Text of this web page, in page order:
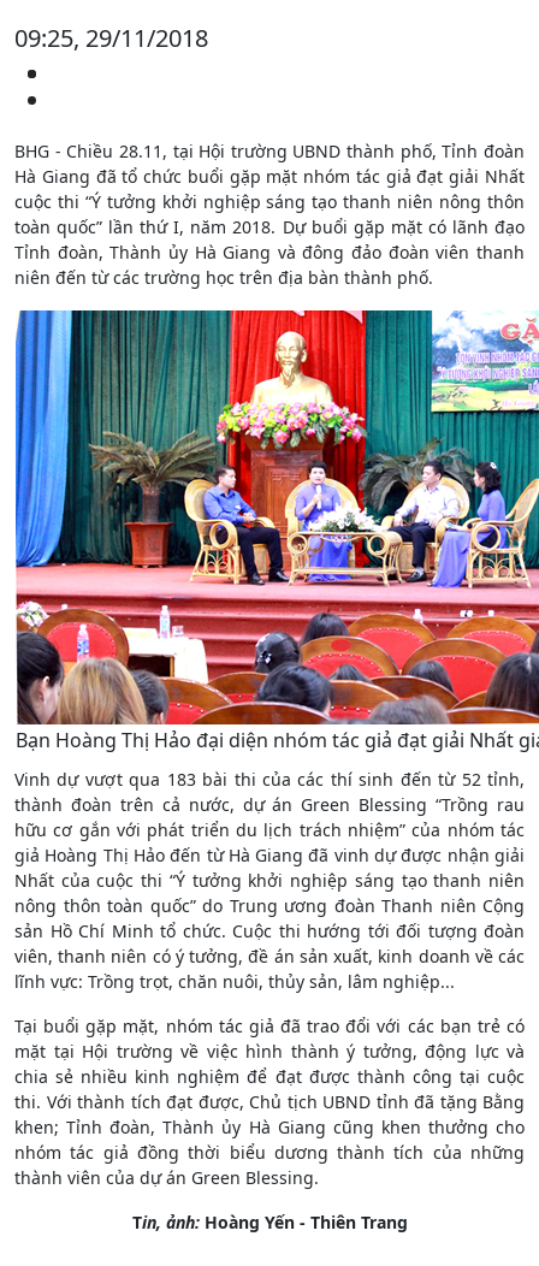
09:25, 29/11/2018
BHG - Chiều 28.11, tại Hội trường UBND thành phố, Tỉnh đoàn
Hà Giang đã tổ chức buổi gặp mặt nhóm tác giả đạt giải Nhất
cuộc thi “Ý tưởng khởi nghiệp sáng tạo thanh niên nông thôn
toàn quốc” lần thứ I, năm 2018. Dự buổi gặp mặt có lãnh đạo
Tỉnh đoàn, Thành ủy Hà Giang và đông đảo đoàn viên thanh
niên đến từ các trường học trên địa bàn thành phố.
Bạn Hoàng Thị Hảo đại diện nhóm tác giả đạt giải Nhất
Vinh dự vượt qua 183 bài thi của các thí sinh đến từ 52 tỉnh,
thành đoàn trên cả nước, dự án Green Blessing “Trồng rau
hữu cơ gắn với phát triển du lịch trách nhiệm” của nhóm tác
giả Hoàng Thị Hảo đến từ Hà Giang đã vinh dự được nhận giải
Nhất của cuộc thi “Ý tưởng khởi nghiệp sáng tạo thanh niên
nông thôn toàn quốc” do Trung ương đoàn Thanh niên Cộng
sản Hồ Chí Minh tổ chức. Cuộc thi hướng tới đối tượng đoàn
viên, thanh niên có ý tưởng, đề án sản xuất, kinh doanh về các
lĩnh vực: Trồng trọt, chăn nuôi, thủy sản, lâm nghiệp...
Tại buổi gặp mặt, nhóm tác giả đã trao đổi với các bạn trẻ có
mặt tại Hội trường về việc hình thành ý tưởng, động lực và
chia sẻ nhiều kinh nghiệm để đạt được thành công tại cuộc
thi. Với thành tích đạt được, Chủ tịch UBND tỉnh đã tặng Bằng
khen; Tỉnh đoàn, Thành ủy Hà Giang cũng khen thưởng cho
nhóm tác giả đồng thời biểu dương thành tích của những
thành viên của dự án Green Blessing.
Tin, ảnh: Hoàng Yến - Thiên Trang